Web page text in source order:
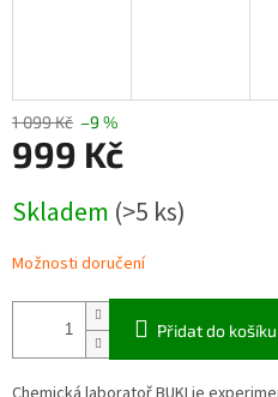
1 099 Kč –9 %
999 Kč
cena:
Skladem (>5 ks)
Možnosti doručení
Přidat do košíku